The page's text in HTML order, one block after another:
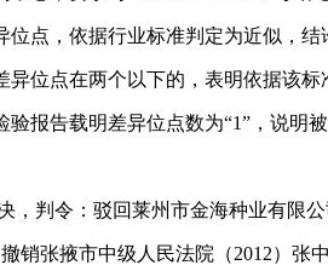
点，依据行业标准判定为近似，
位点在两个以下的，表明依据该
报告载明差异位点数为“1”，说明
判令：驳回莱州市金海种业有限
销张掖市中级人民法院（2012）